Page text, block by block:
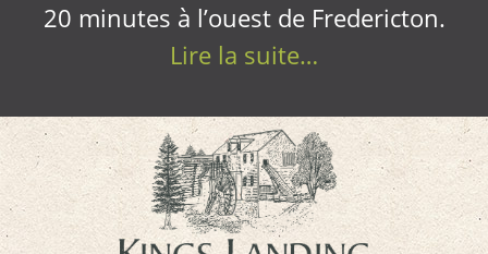
20 minutes à l’ouest de Fredericton.
Lire la suite…